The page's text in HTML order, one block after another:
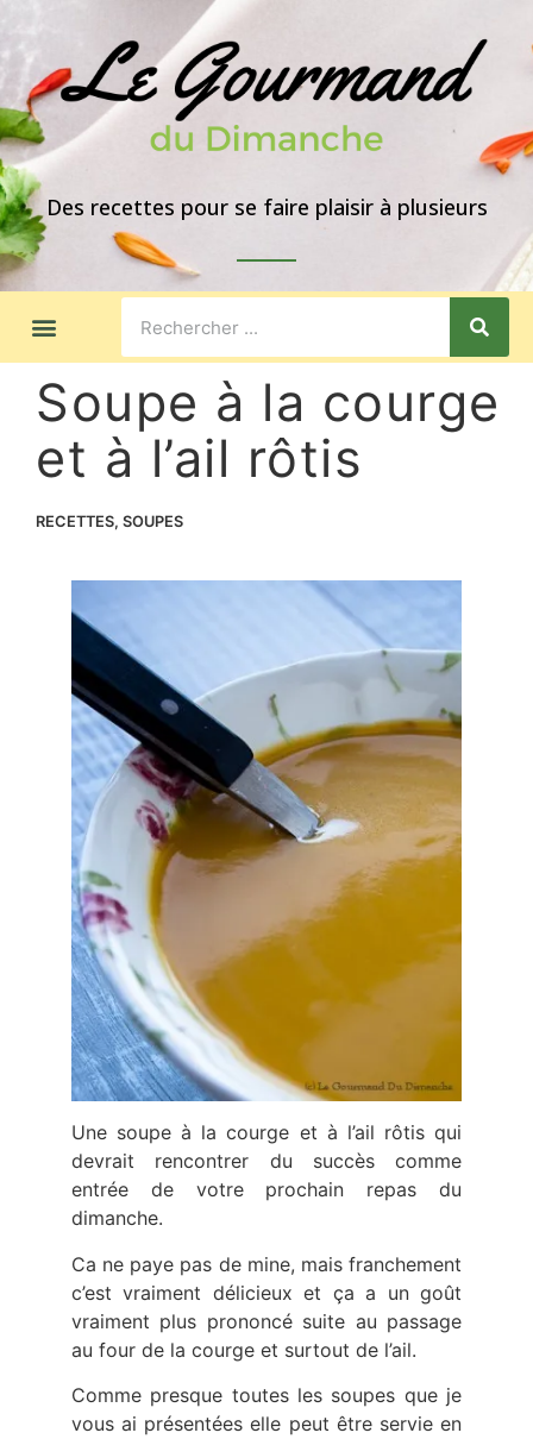
Des recettes pour se faire plaisir à plusieurs
Soupe à la courge
et à l’ail rôtis
RECETTES, SOUPES
Une soupe à la courge et à l’ail rôtis qui
devrait rencontrer du succès comme
entrée de votre prochain repas du
dimanche.
Ca ne paye pas de mine, mais franchement
c’est vraiment délicieux et ça a un goût
vraiment plus prononcé suite au passage
au four de la courge et surtout de l’ail.
Comme presque toutes les soupes que je
vous ai présentées elle peut être servie en